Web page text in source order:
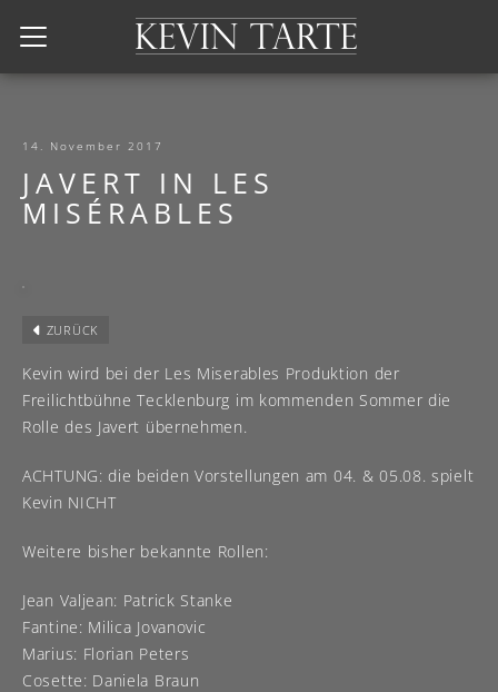
Kevin Tarte
14. November 2017
JAVERT IN LES
MISÉRABLES
ZURÜCK
Kevin wird bei der Les Miserables Produktion der
Freilichtbühne Tecklenburg im kommenden Sommer die
Rolle des Javert übernehmen.
ACHTUNG: die beiden Vorstellungen am 04. & 05.08. spielt
Kevin NICHT
Weitere bisher bekannte Rollen:
Jean Valjean: Patrick Stanke
Fantine: Milica Jovanovic
Marius: Florian Peters
Cosette: Daniela Braun